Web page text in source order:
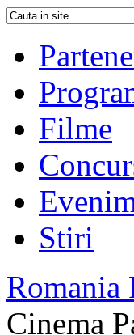
Filme
Stiri
Romania
Cinema